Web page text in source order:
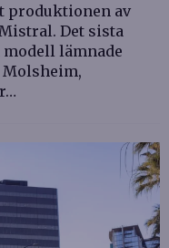
produktionen av
Det sista
lämnade